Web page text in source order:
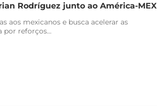
Rodríguez junto ao América-MEX
aos mexicanos e busca acelerar as
por reforços...